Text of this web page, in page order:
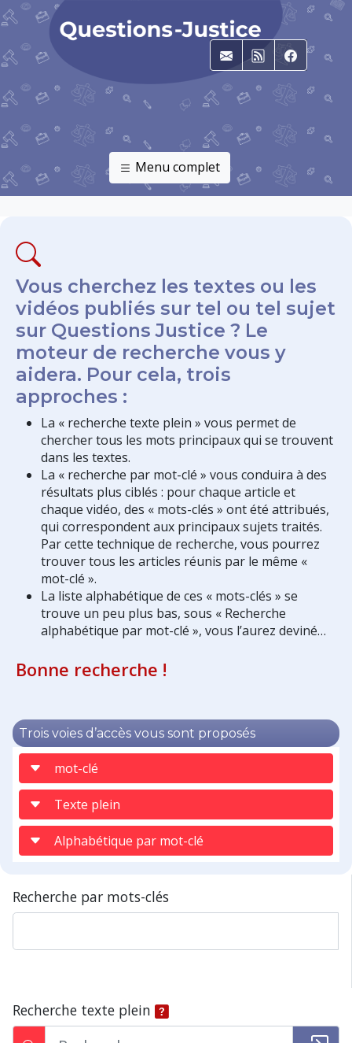
E-mailRSS
Menu complet
Vous cherchez les textes ou les
vidéos publiés sur tel ou tel sujet
sur Questions Justice ? Le
moteur de recherche vous y
aidera. Pour cela, trois
approches :
La « recherche texte plein » vous permet de
chercher tous les mots principaux qui se trouvent
dans les textes.
La « recherche par mot-clé » vous conduira à des
résultats plus ciblés : pour chaque article et
chaque vidéo, des « mots-clés » ont été attribués,
qui correspondent aux principaux sujets traités.
Par cette technique de recherche, vous pourrez
trouver tous les articles réunis par le même «
mot-clé ».
La liste alphabétique de ces « mots-clés » se
trouve un peu plus bas, sous « Recherche
alphabétique par mot-clé », vous l’aurez deviné…
Bonne recherche !
Trois voies d’accès vous sont proposés
mot-clé
Texte plein
Alphabétique par mot-clé
Recherche par mots-clés
Recherche texte plein